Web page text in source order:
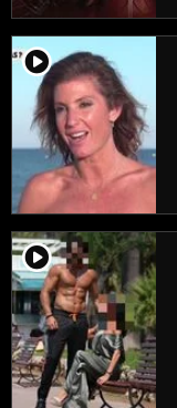
player2
player2